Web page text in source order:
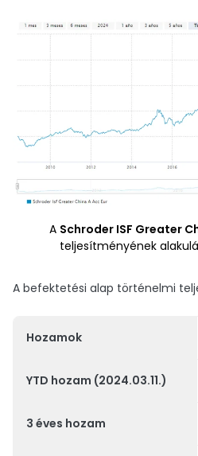
A Schroder ISF Greater
teljesítményének
A befektetési alap történelmi
Hozamok
YTD hozam (2024.03.11.)
3 éves hozam